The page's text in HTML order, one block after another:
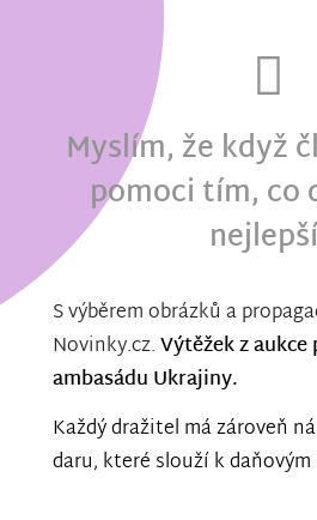
Myslím, že když
pomoci tím, co
S výběrem obrázků a
Novinky.cz.Výtěžek z aukce
ambasádu Ukrajiny.
Každý dražitel má zároveň
daru, které slouží k daňovým